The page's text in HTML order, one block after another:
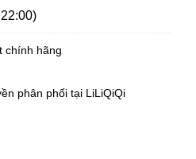
chính hãng
phân phối tại LiLiQiQi